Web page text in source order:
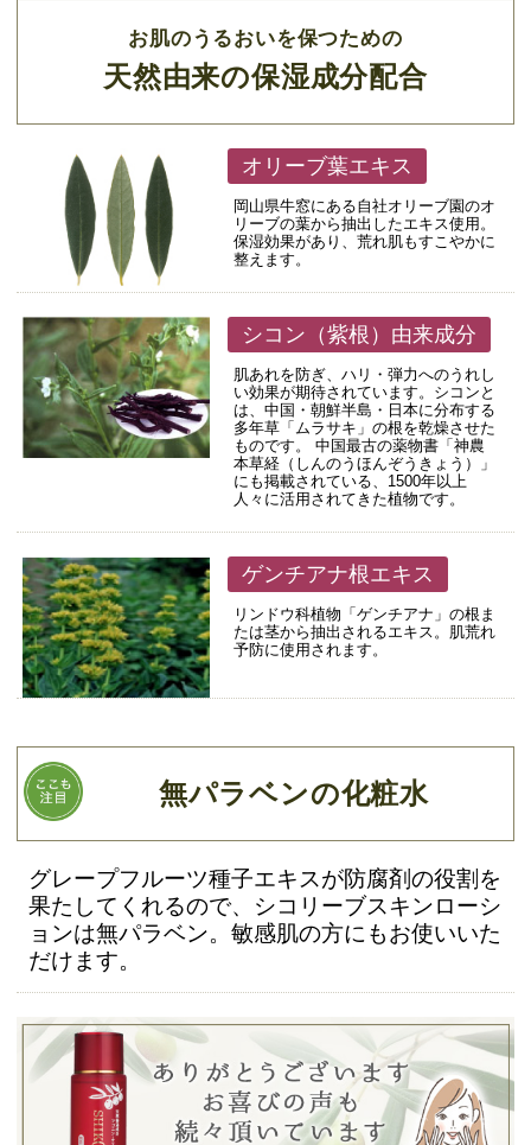
お肌のうるおいを保つための
天然由来の保湿成分配合
オリーブ葉エキス
岡山県牛窓にある自社オリーブ園のオ
リーブの葉から抽出したエキス使用。
保湿効果があり、荒れ肌もすこやかに
整えます。
シコン（紫根）由来成分
肌あれを防ぎ、ハリ・弾力へのうれし
い効果が期待されています。シコンと
は、中国・朝鮮半島・日本に分布する
多年草「ムラサキ」の根を乾燥させた
ものです。 中国最古の薬物書「神農
本草経（しんのうほんぞうきょう）」
にも掲載されている、1500年以上
人々に活用されてきた植物です。
ゲンチアナ根エキス
リンドウ科植物「ゲンチアナ」の根ま
たは茎から抽出されるエキス。肌荒れ
予防に使用されます。
無パラベンの化粧水
グレープフルーツ種子エキスが防腐剤の役割を
果たしてくれるので、シコリーブスキンローシ
ョンは無パラベン。敏感肌の方にもお使いいた
だけます。